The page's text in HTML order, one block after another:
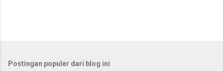
Postingan populer dari blog ini